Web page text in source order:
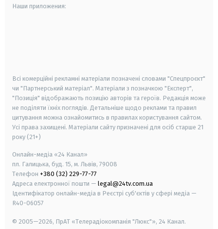
Наши приложения:
Всі комерційні рекламні матеріали позначені словами "Спецпроєкт"
чи "Партнерський матеріал". Матеріали з позначкою "Експерт",
"Позиція" відображають позицію авторів та героїв. Редакція може
не поділяти їхніх поглядів. Детальніше щодо реклами та правил
цитування можна ознайомитись в правилах користування сайтом.
Усі права захищені. Матеріали сайту призначені для осіб старше 21
року (21+)
Онлайн-медіа «24 Канал»
пл. Галицька, буд. 15, м. Львів, 79008
Телефон +380 (32) 229-77-77
Адреса електронної пошти — legal@24tv.com.ua
Ідентифікатор онлайн-медіа в Реєстрі суб'єктів у сфері медіа —
R40-06057
© 2005—2026, ПрАТ «Телерадіокомпанія "Люкс"», 24 Канал.